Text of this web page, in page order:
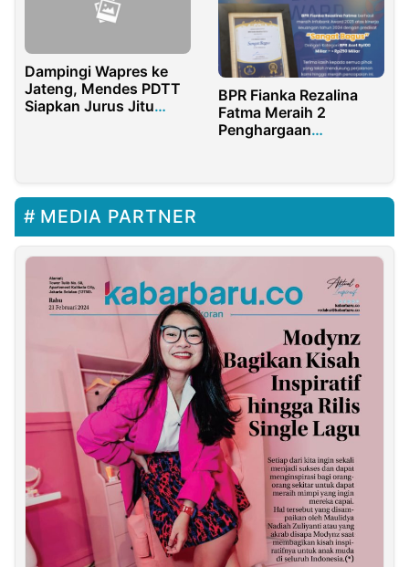
Dampingi Wapres ke
Jateng, Mendes PDTT
Siapkan Jurus Jitu
BPR Fianka Rezalina
Fatma Meraih 2
Penghargaan
MEDIA PARTNER